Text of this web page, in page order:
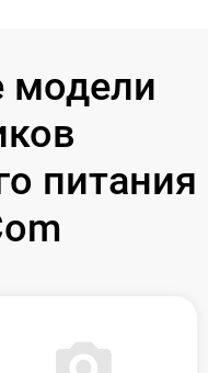
модели
питания